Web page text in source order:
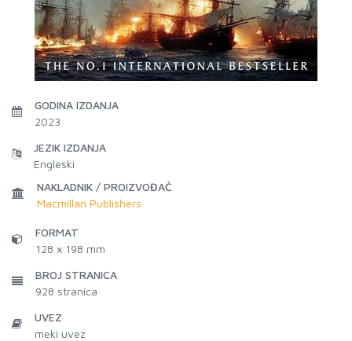
GODINA IZDANJA
2023
JEZIK IZDANJA
Engleski
NAKLADNIK / PROIZVOĐAČ
Macmillan Publishers
FORMAT
128 x 198 mm
BROJ STRANICA
928 stranica
UVEZ
meki uvez